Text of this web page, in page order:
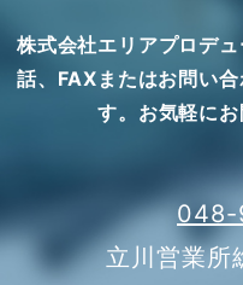
株式会社エリアプロデュ
話、FAXまたはお問い
す。 お気軽にお
立川営業所